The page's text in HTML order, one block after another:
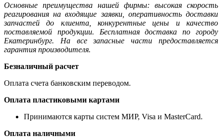
Основные преимущества нашей фирмы: высокая скорость
реагирования на входящие заявки, оперативность доставки
запчастей до клиента, конкурентные цены и качество
поставляемой продукции. Бесплатная доставка по городу
Екатеринбург. На все запасные части предоставляется
гарантия производителя.
Безналичный расчет
Оплата счета банковским переводом.
Оплата пластиковыми картами
Принимаются карты систем МИР, Visa и MasterCard.
Оплата наличными